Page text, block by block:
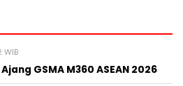
GSMA M360 ASEAN 2026